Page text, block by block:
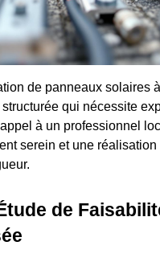
de panneaux solaires
qui nécessite
à un professionnel
serein et une réalisation
de